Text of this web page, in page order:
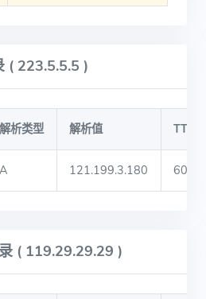
( 223.5.5.5 )
解析类型 解析值 TTL
A 121.199.3.180 600
( 119.29.29.29 )